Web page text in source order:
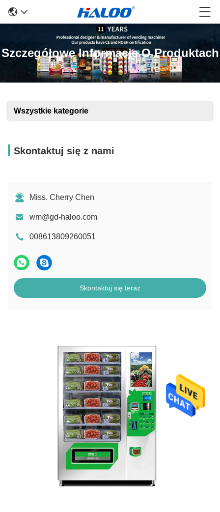
Szczegółowe Informacje O Produktach
Wszystkie kategorie
Skontaktuj się z nami
Miss. Cherry Chen
wm@gd-haloo.com
008613809260051
Skontaktuj się teraz